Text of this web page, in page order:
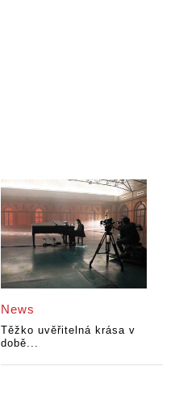
News
Těžko uvěřitelná krása v
době...